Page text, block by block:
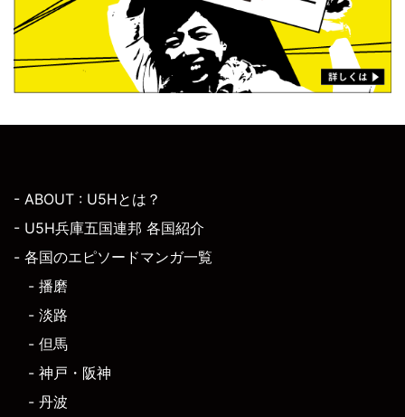
- ABOUT : U5Hとは？
- U5H兵庫五国連邦 各国紹介
- 各国のエピソードマンガ一覧
- 播磨
- 淡路
- 但馬
- 神戸・阪神
- 丹波